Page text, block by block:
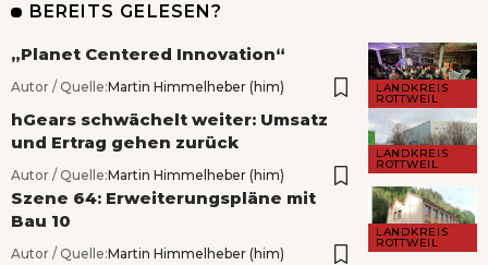
BEREITS GELESEN?
LANDKREIS
ROTTWEIL
„Planet Centered Innovation“
Autor / Quelle:Martin Himmelheber (him)
LANDKREIS
ROTTWEIL
hGears schwächelt weiter: Umsatz
und Ertrag gehen zurück
Autor / Quelle:Martin Himmelheber (him)
LANDKREIS
ROTTWEIL
Szene 64: Erweiterungspläne mit
Bau 10
Autor / Quelle:Martin Himmelheber (him)